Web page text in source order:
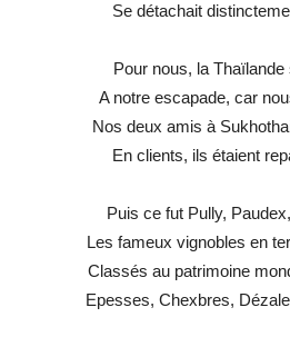
Se détachait
Pour nous, la Thaïlande
A notre escapade, car
Nos deux amis à
En clients, ils étaient
Puis ce fut Pully,
Les fameux vignobles en
Classés au patrimoine
Epesses, Chexbres,